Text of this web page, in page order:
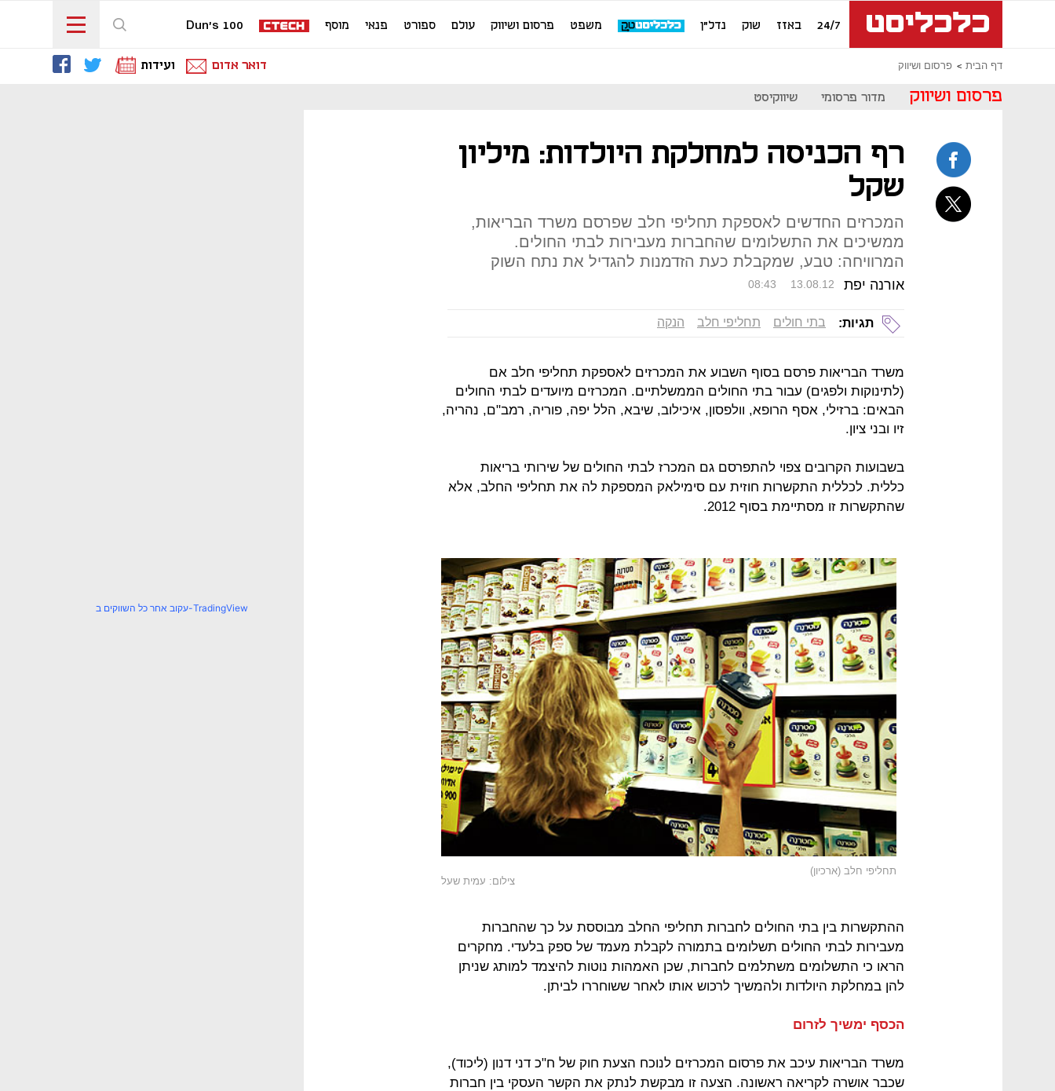
24/7 באזז שוק נדל"ן משפט פרסום ושיווק עולם ספורט פנאי מוסף Dun's 100
דף הבית פרסום ושיווק דואר אדום ועידות
פרסום ושיווק מדור פרסומי שיווקיסט
רף הכניסה למחלקת היולדות: מיליון
שקל
המכרזים החדשים לאספקת תחליפי חלב שפרסם משרד הבריאות,
ממשיכים את התשלומים שהחברות מעבירות לבתי החולים.
המרוויחה: טבע, שמקבלת כעת הזדמנות להגדיל את נתח השוק
אורנה יפת 08:43 13.08.12
תגיות: בתי חולים תחליפי חלב הנקה
משרד הבריאות פרסם בסוף השבוע את המכרזים לאספקת תחליפי חלב אם
(לתינוקות ולפגים) עבור בתי החולים הממשלתיים. המכרזים מיועדים לבתי החולים
הבאים: ברזילי, אסף הרופא, וולפסון, איכילוב, שיבא, הלל יפה, פוריה, רמב"ם, נהריה,
זיו ובני ציון.
בשבועות הקרובים צפוי להתפרסם גם המכרז לבתי החולים של שירותי בריאות
כללית. לכללית התקשרות חוזית עם סימילאק המספקת לה את תחליפי החלב, אלא
שהתקשרות זו מסתיימת בסוף 2012.
תחליפי חלב (ארכיון)
צילום: עמית שעל
ההתקשרות בין בתי החולים לחברות תחליפי החלב מבוססת על כך שהחברות
מעבירות לבתי החולים תשלומים בתמורה לקבלת מעמד של ספק בלעדי. מחקרים
הראו כי התשלומים משתלמים לחברות, שכן האמהות נוטות להיצמד למותג שניתן
להן במחלקת היולדות ולהמשיך לרכוש אותו לאחר ששוחררו לביתן.
הכסף ימשיך לזרום
משרד הבריאות עיכב את פרסום המכרזים לנוכח הצעת חוק של ח"כ דני דנון (ליכוד),
שכבר אושרה לקריאה ראשונה. הצעה זו מבקשת לנתק את הקשר העסקי בין חברות
עקוב אחר כל השווקים ב-TradingView